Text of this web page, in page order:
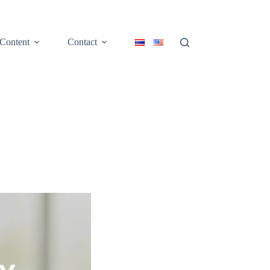
Content Contact